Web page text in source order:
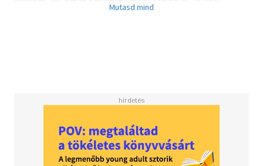
Blomkvisttal (Sverrir Gudnason - Borg/McEnroe) az
vezetnek. A kemény és feszült filmet a Vaksötéttel nagy
NFT/24991/2018 - 16 éven aluliak számára nem ajánlott